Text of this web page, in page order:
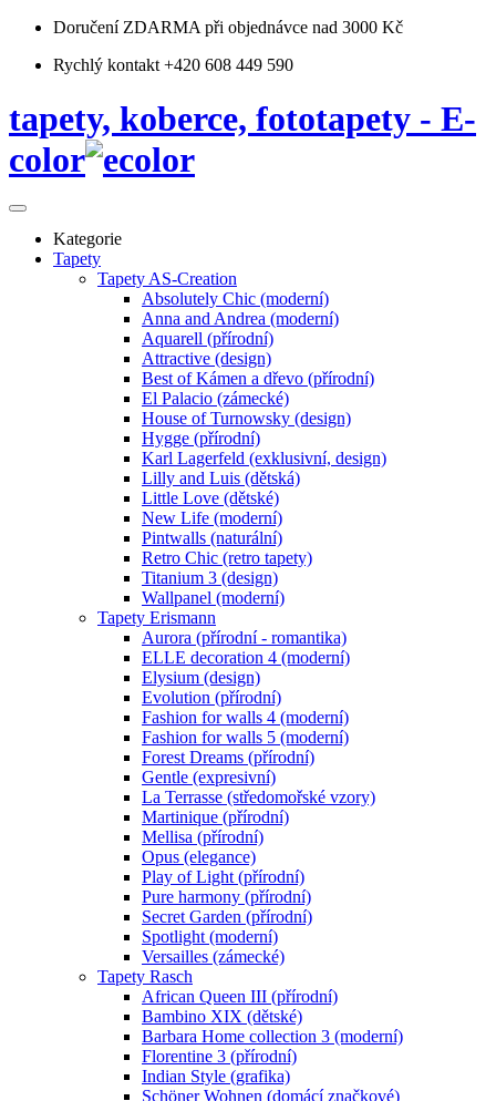
Doručení ZDARMA při objednávce nad 3000 Kč
Rychlý kontakt +420 608 449 590
tapety, koberce, fototapety - E-
color
Kategorie
Tapety
Tapety AS-Creation
Absolutely Chic (moderní)
Anna and Andrea (moderní)
Aquarell (přírodní)
Attractive (design)
Best of Kámen a dřevo (přírodní)
El Palacio (zámecké)
House of Turnowsky (design)
Hygge (přírodní)
Karl Lagerfeld (exklusivní, design)
Lilly and Luis (dětská)
Little Love (dětské)
New Life (moderní)
Pintwalls (naturální)
Retro Chic (retro tapety)
Titanium 3 (design)
Wallpanel (moderní)
Tapety Erismann
Aurora (přírodní - romantika)
ELLE decoration 4 (moderní)
Elysium (design)
Evolution (přírodní)
Fashion for walls 4 (moderní)
Fashion for walls 5 (moderní)
Forest Dreams (přírodní)
Gentle (expresivní)
La Terrasse (středomořské vzory)
Martinique (přírodní)
Mellisa (přírodní)
Opus (elegance)
Play of Light (přírodní)
Pure harmony (přírodní)
Secret Garden (přírodní)
Spotlight (moderní)
Versailles (zámecké)
Tapety Rasch
African Queen III (přírodní)
Bambino XIX (dětské)
Barbara Home collection 3 (moderní)
Florentine 3 (přírodní)
Indian Style (grafika)
Schöner Wohnen (domácí značkové)